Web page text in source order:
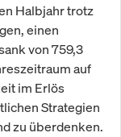
Halbjahr trotz
einen
von 759,3
auf
im Erlös
Strategien
zu überdenken.